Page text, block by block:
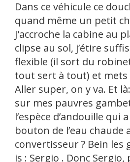
Dans ce véhicule ce
quand même un petit
J’accroche la cabine au
clipse au sol, j’étire
flexible (il sort du robinet
tout sert à tout) et mets
Aller super, on y va. Et
sur mes pauvres
l’espèce d’andouille qui
bouton de l’eau chaude
convertisseur ? Bein les
is : Sergio . Donc Sergio,